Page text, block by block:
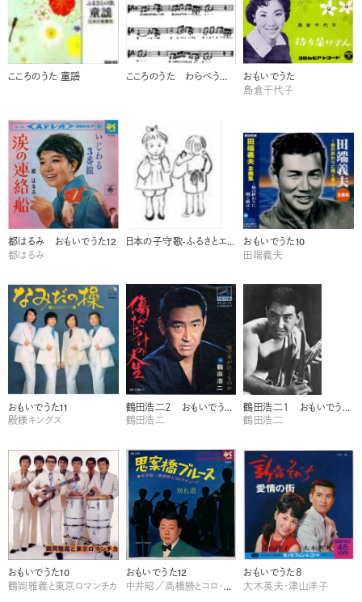
こころのうた 童謡 こころのうた わらべうた・古謡
おもいでうた
島倉千代子
都はるみ おもいでうた12
都はるみ
日本の子守歌-ふるさとエレジー- 監修 菅野覧
おもいでうた10
田端義夫
おもいでうた11
殿様キングス
鶴田浩二２ おもいでうた11
鶴田浩二
鶴田浩二１ おもいでうた 1
鶴田浩二
おもいでうた10
鶴岡雅義と東京ロマンチカ
おもいでうた12
中井昭／高橋勝とコロ・ラティーノ
おもいでうた８
大木英夫・津山洋子